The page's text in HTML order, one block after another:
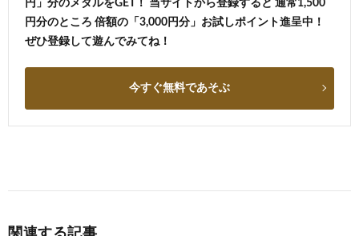
円」分のメダルをGET！ 当サイトから登録すると 通常1,500
円分のところ 倍額の「3,000円分」お試しポイント進呈中！
ぜひ登録して遊んでみてね！
今すぐ無料であそぶ